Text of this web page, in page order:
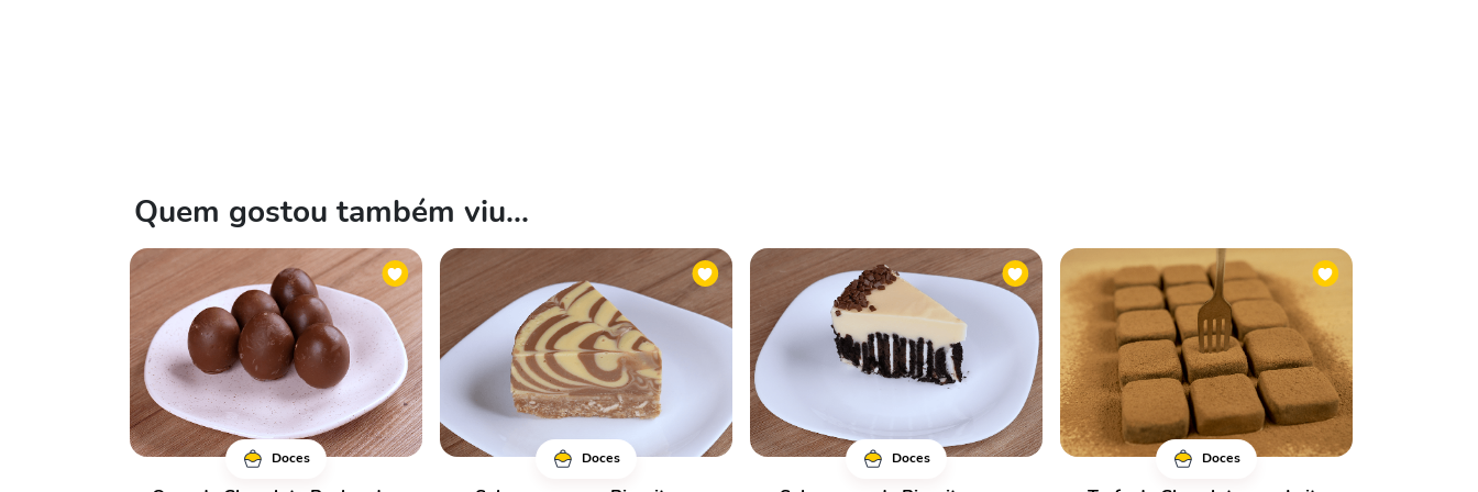
Quem gostou também viu...
Doces Doces Doces Doces